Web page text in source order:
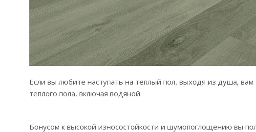
Если вы любите наступать на теплый пол, выходя из душа,
теплого пола, включая водяной.
Бонусом к высокой износостойкости и шумопоглощению вы